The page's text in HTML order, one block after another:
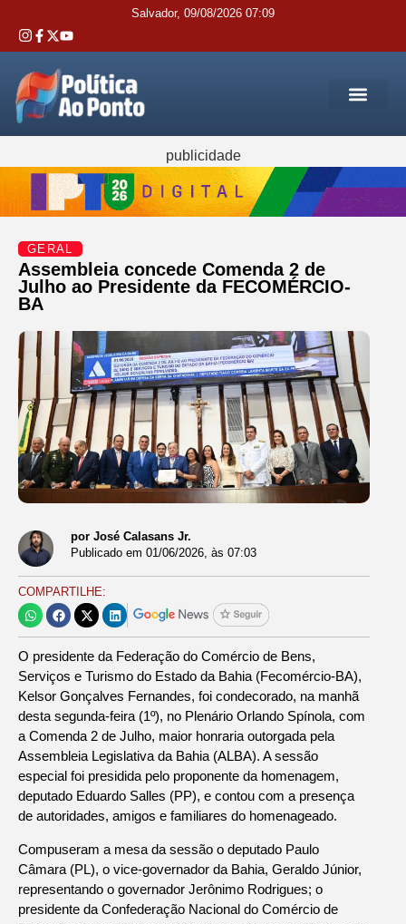
Salvador, 09/08/2026 07:09
publicidade
GERAL
Assembleia concede Comenda 2 de
Julho ao Presidente da FECOMÉRCIO-
BA
por José Calasans Jr.
Publicado em 01/06/2026, às 07:03
COMPARTILHE:
O presidente da Federação do Comércio de Bens,
Serviços e Turismo do Estado da Bahia (Fecomércio-BA),
Kelsor Gonçalves Fernandes, foi condecorado, na manhã
desta segunda-feira (1º), no Plenário Orlando Spínola, com
a Comenda 2 de Julho, maior honraria outorgada pela
Assembleia Legislativa da Bahia (ALBA). A sessão
especial foi presidida pelo proponente da homenagem,
deputado Eduardo Salles (PP), e contou com a presença
de autoridades, amigos e familiares do homenageado.
Compuseram a mesa da sessão o deputado Paulo
Câmara (PL), o vice-governador da Bahia, Geraldo Júnior,
representando o governador Jerônimo Rodrigues; o
presidente da Confederação Nacional do Comércio de